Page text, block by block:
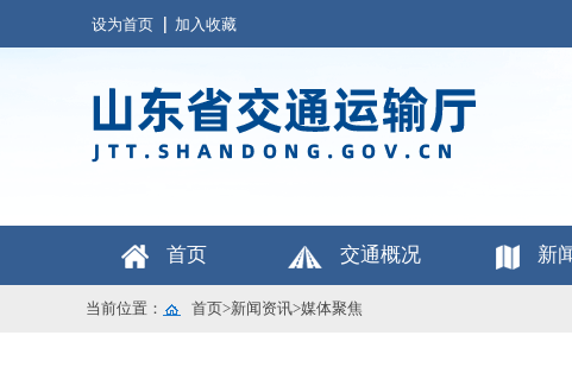
设为首页 加入收藏
首页 交通概况 新
当前位置： 首页>新闻资讯>媒体聚焦